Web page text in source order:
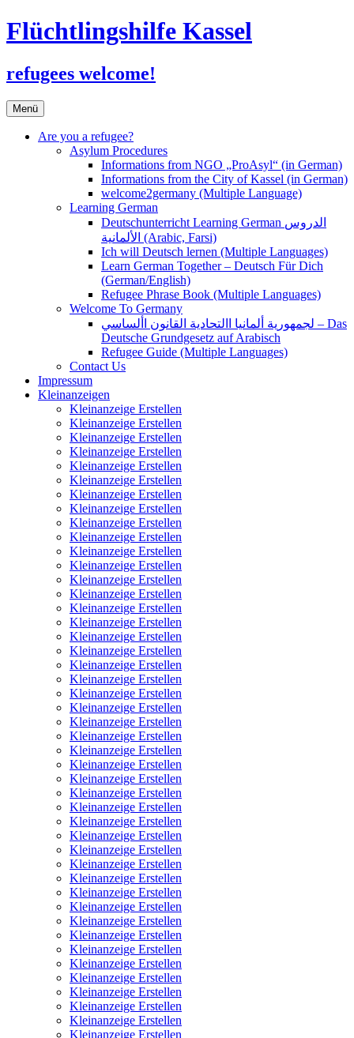
Flüchtlingshilfe Kassel
refugees welcome!
Menü Zum
Inhalt
springen
Are you a refugee?
Asylum Procedures
Informations from NGO „ProAsyl“ (in German)
Informations from the City of Kassel (in German)
welcome2germany (Multiple Language)
Learning German
Deutschunterricht Learning German الدروس
الألمانية (Arabic, Farsi)
Ich will Deutsch lernen (Multiple Languages)
Learn German Together – Deutsch Für Dich
(German/English)
Refugee Phrase Book (Multiple Languages)
Welcome To Germany
لجمهورية ألمانيا االتحادية القانون األساسي – Das
Deutsche Grundgesetz auf Arabisch
Refugee Guide (Multiple Languages)
Contact Us
Impressum
Kleinanzeigen
Kleinanzeige Erstellen
Kleinanzeige Erstellen
Kleinanzeige Erstellen
Kleinanzeige Erstellen
Kleinanzeige Erstellen
Kleinanzeige Erstellen
Kleinanzeige Erstellen
Kleinanzeige Erstellen
Kleinanzeige Erstellen
Kleinanzeige Erstellen
Kleinanzeige Erstellen
Kleinanzeige Erstellen
Kleinanzeige Erstellen
Kleinanzeige Erstellen
Kleinanzeige Erstellen
Kleinanzeige Erstellen
Kleinanzeige Erstellen
Kleinanzeige Erstellen
Kleinanzeige Erstellen
Kleinanzeige Erstellen
Kleinanzeige Erstellen
Kleinanzeige Erstellen
Kleinanzeige Erstellen
Kleinanzeige Erstellen
Kleinanzeige Erstellen
Kleinanzeige Erstellen
Kleinanzeige Erstellen
Kleinanzeige Erstellen
Kleinanzeige Erstellen
Kleinanzeige Erstellen
Kleinanzeige Erstellen
Kleinanzeige Erstellen
Kleinanzeige Erstellen
Kleinanzeige Erstellen
Kleinanzeige Erstellen
Kleinanzeige Erstellen
Kleinanzeige Erstellen
Kleinanzeige Erstellen
Kleinanzeige Erstellen
Kleinanzeige Erstellen
Kleinanzeige Erstellen
Kleinanzeige Erstellen
Kleinanzeige Erstellen
Kleinanzeige Erstellen
Kleinanzeige Erstellen